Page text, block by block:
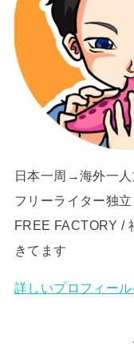
日本一周→海外一
フリーライター独
FREE FACTORY /
きてます
詳しいプロフィー